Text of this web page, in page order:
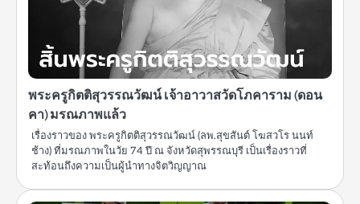
พระครูกิตติสุวรรณวัฒน์ เจ้าอาวาสวัดโภคาราม (ดอน
คา) มรณภาพแล้ว
เรื่องราวของ พระครูกิตติสุวรรณวัฒน์ (ลพ.สุขสันต์ โฆสวโร นนท์
ช้าง) ที่มรณภาพในวัย 74 ปี ณ จังหวัดสุพรรณบุรี เป็นเรื่องราวที่
สะท้อนถึงความเป็นผู้นำทางจิตวิญญาณ